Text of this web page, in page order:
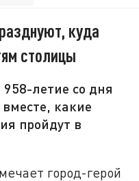
куда
столицы
летие со дня
какие
пройдут в
город-герой